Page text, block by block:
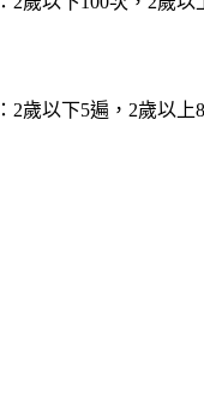
：2歲以下5遍，2歲以上